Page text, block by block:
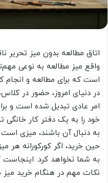
اتاق مطالعه بدون میز
واقع میز مطالعه به نوعی
است که برای مطالعه و انجام
در دنیای امروز، حضور در
امر عادی تبدیل شده است و
خود را به یک دفتر کار خانگی
به دنبال آن باشند، میزی
حین خرید، اگر کورکورانه هر
به شما نخواهد کرد.
نکات مهم در هنگام خرید میز